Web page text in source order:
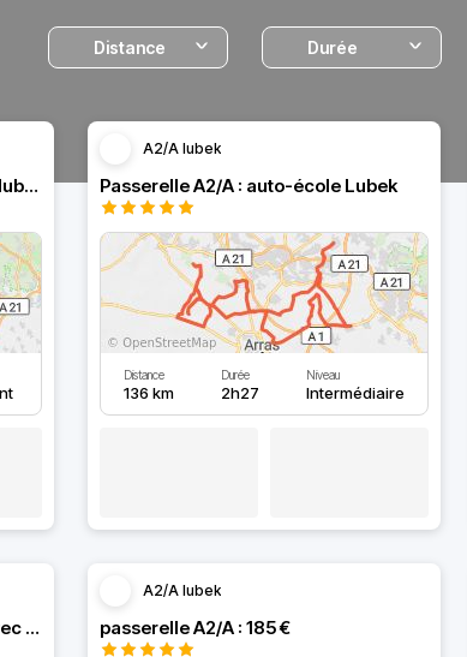
Distance Durée
passerelle moto A2/A auto-école lubek
A2/A lubek
Passerelle A2/A : auto-école Lubek
Distance
136 km
Durée
2h27
Niveau
Intermédiaire
passerelle A2/A : 185 € le stage avec :Z900, hornet750, Z650
A2/A lubek
passerelle A2/A : 185 €